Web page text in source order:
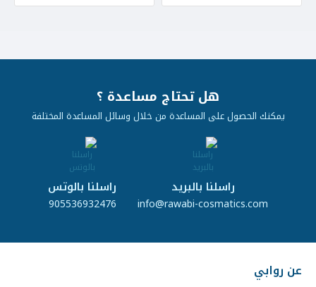
هل تحتاج مساعدة ؟
يمكنك الحصول على المساعدة من خلال وسائل المساعدة المختلفة
راسلنا بالبريد
info@rawabi-cosmatics.com
راسلنا بالوتس
905536932476
عن روابي